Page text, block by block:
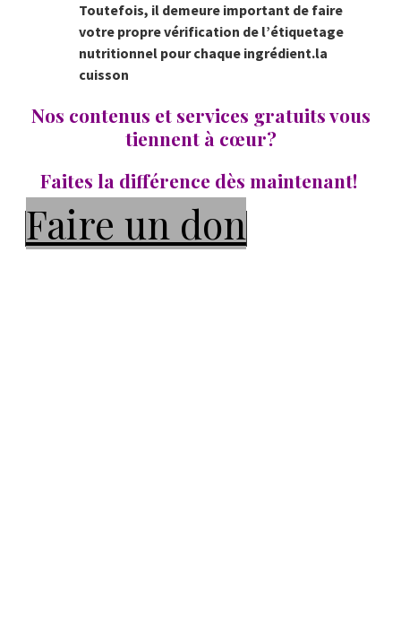
Toutefois, il demeure important de faire
votre propre vérification de l’étiquetage
nutritionnel pour chaque ingrédient.la
cuisson
Nos contenus et services gratuits vous
tiennent à cœur?
Faites la différence dès maintenant!
Faire un don